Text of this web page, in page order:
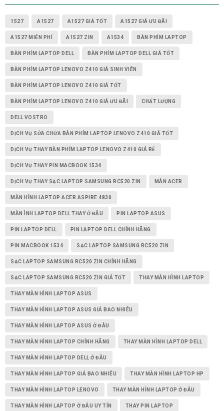
1527 A1527 A1527 GIÁ TỐT A1527 GIÁ ƯU ĐÃI
A1527 MIỄN PHÍ A1527 ZIN A1534 BÀN PHÍM LAPTOP
BÀN PHÍM LAPTOP DELL BÀN PHÍM LAPTOP DELL GIÁ TỐT
BÀN PHÍM LAPTOP LENOVO Z410 GIÁ SINH VIÊN
BÀN PHÍM LAPTOP LENOVO Z410 GIÁ TỐT
BÀN PHÍM LAPTOP LENOVO Z410 GIÁ ƯU ĐÃI CHẤT LƯỢNG
DELL VOSTRO
DỊCH VỤ SỬA CHỮA BÀN PHÍM LAPTOP LENOVO Z410 GIÁ TỐT
DỊCH VỤ THAY BÀN PHÍM LAPTOP LENOVO Z410 GIÁ RẺ
DỊCH VỤ THAY PIN MACBOOK 1534
DỊCH VỤ THAY SẠC LAPTOP SAMSUNG RC520 ZIN MÀN ACER
MÀN HÌNH LAPTOP ACER ASPIRE 4830
MÀN ÌNH LAPTOP DELL THAY Ở ĐÂU PIN LAPTOP ASUS
PIN LAPTOP DELL PIN LAPTOP DELL CHÍNH HÃNG
PIN MACBOOK 1534 SẠC LAPTOP SAMSUNG RC520 ZIN
SẠC LAPTOP SAMSUNG RC520 ZIN CHÍNH HÃNG
SẠC LAPTOP SAMSUNG RC520 ZIN GIÁ TỐT THAY MÀN HÌNH LAPTOP
THAY MÀN HÌNH LAPTOP ASUS
THAY MÀN HÌNH LAPTOP ASUS GIÁ BAO NHIÊU
THAY MÀN HÌNH LAPTOP ASUS Ở ĐÂU
THAY MÀN HÌNH LAPTOP CHÍNH HÃNG THAY MÀN HÌNH LAPTOP DELL
THAY MÀN HÌNH LAPTOP DELL Ở ĐÂU
THAY MÀN HÌNH LAPTOP GIÁ BAO NHIÊU THAY MÀN HÌNH LAPTOP HP
THAY MÀN HÌNH LAPTOP LENOVO THAY MÀN HÌNH LAPTOP Ở ĐÂU
THAY MÀN HÌNH LAPTOP Ở ĐÂU UY TÍN THAY PIN LAPTOP